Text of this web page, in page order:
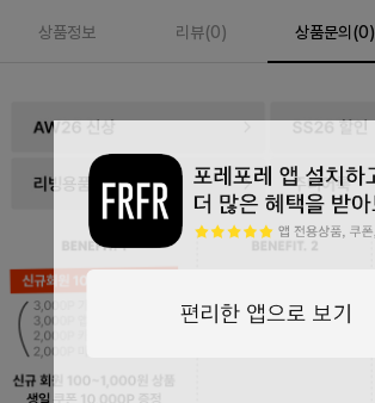
상품정보 리뷰(0) 상품문의(0)